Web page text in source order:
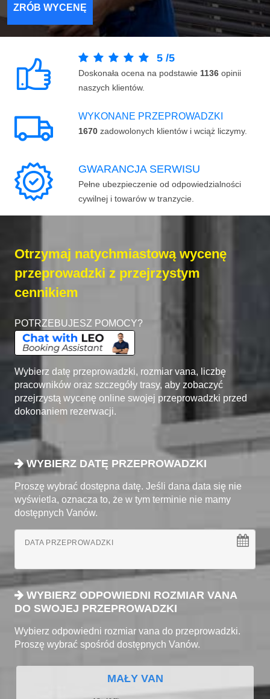
ZRÓB WYCENĘ
5 /5
Doskonała ocena na podstawie 1136 opinii
naszych klientów.
WYKONANE PRZEPROWADZKI
1670 zadowolonych klientów i wciąż liczymy.
GWARANCJA SERWISU
Pełne ubezpieczenie od odpowiedzialności
cywilnej i towarów w tranzycie.
Otrzymaj natychmiastową wycenę
przeprowadzki z przejrzystym
cennikiem
POTRZEBUJESZ POMOCY?
Wybierz datę przeprowadzki, rozmiar vana, liczbę
pracowników oraz szczegóły trasy, aby zobaczyć
przejrzystą wycenę online swojej przeprowadzki przed
dokonaniem rezerwacji.
WYBIERZ DATĘ PRZEPROWADZKI
Proszę wybrać dostępna datę. Jeśli dana data się nie
wyświetla, oznacza to, że w tym terminie nie mamy
dostępnych Vanów.
DATA PRZEPROWADZKI
WYBIERZ ODPOWIEDNI ROZMIAR VANA
DO SWOJEJ PRZEPROWADZKI
Wybierz odpowiedni rozmiar vana do przeprowadzki.
Proszę wybrać spośród dostępnych Vanów.
MAŁY VAN